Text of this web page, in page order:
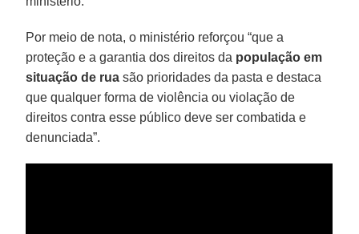
Por meio de nota, o ministério reforçou “que a
proteção e a garantia dos direitos da população em
situação de rua são prioridades da pasta e destaca
que qualquer forma de violência ou violação de
direitos contra esse público deve ser combatida e
denunciada”.